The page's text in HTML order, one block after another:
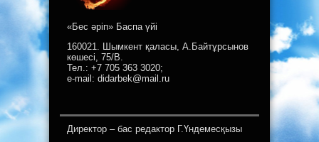
«Бес әріп» Баспа үйі
160021. Шымкент қаласы, А.Байтұрсынов
көшесі, 75/В.
Тел.: +7 705 363 3020;
e-mail: didarbek@mail.ru
Директор – бас редактор Г.Үндемесқызы